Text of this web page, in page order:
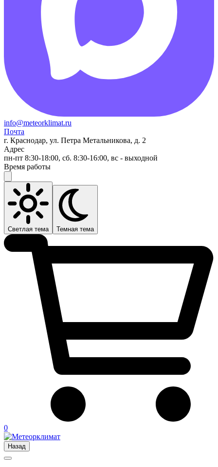
info@meteorklimat.ru
Почта
г. Краснодар, ул. Петра Метальникова, д. 2
Адрес
пн-пт 8:30-18:00, сб. 8:30-16:00, вс - выходной
Время работы
Светлая тема Темная тема
0
Назад